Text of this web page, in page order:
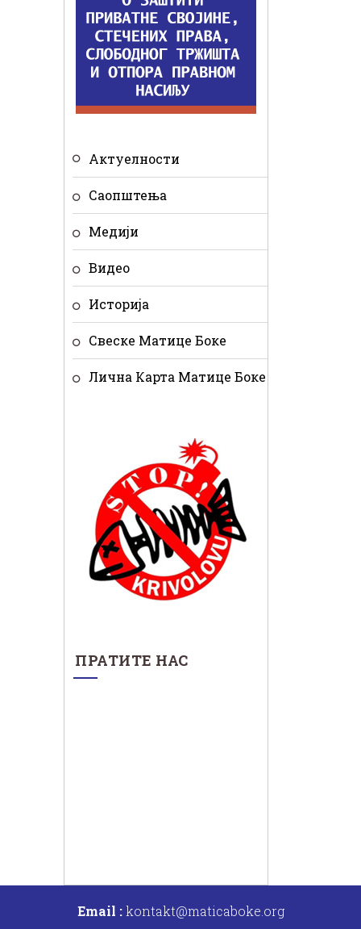
Актуелности
Саопштења
Медији
Видео
Историја
Свеске Матице Боке
Лична Карта Матице Боке
ПРАТИТЕ НАС
Email :kontakt@maticaboke.org